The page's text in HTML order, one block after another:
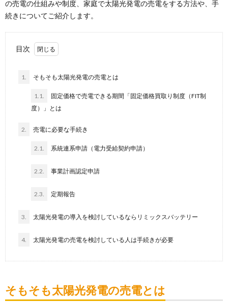
の売電の仕組みや制度、家庭で太陽光発電の売電をする方法や、手
続きについてご紹介します。
目次
1. そもそも太陽光発電の売電とは
1.1.
固定価格で売電できる期間「固定価格買取り制度（FIT制
度）」とは
2. 売電に必要な手続き
2.1. 系統連系申請（電力受給契約申請）
2.2. 事業計画認定申請
2.3. 定期報告
3. 太陽光発電の導入を検討しているならリミックスバッテリー
4. 太陽光発電の売電を検討している人は手続きが必要
そもそも太陽光発電の売電とは